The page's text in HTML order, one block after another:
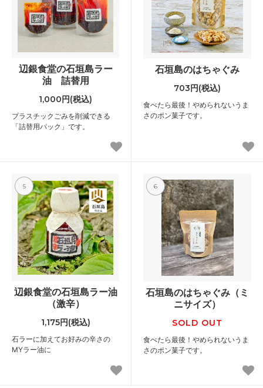
辺銀食堂の石垣島ラー
油 詰替用
1,000円(税込)
プラスチックごみを削減できる
「詰替用パック」です。
石垣島のはちゃぐみ
703円(税込)
食べたら最後！やめられないうま
さのポン菓子です。
5
辺銀食堂の石垣島ラー油
（激辛）
1,175円(税込)
石ラーに加えてお好みの辛さの
MYラー油に
6
石垣島のはちゃぐみ（ミ
ニサイズ）
SOLD OUT
食べたら最後！やめられないうま
さのポン菓子です。